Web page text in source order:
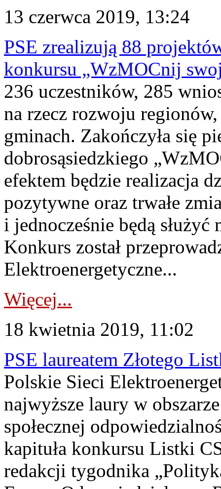
13 czerwca 2019, 13:24
PSE zrealizują 88
konkursu „WzMOCnij
236 uczestników, 285
na rzecz rozwoju
gminach. Zakończyła się
dobrosąsiedzkiego
efektem będzie realizacja
pozytywne oraz trwałe
i jednocześnie będą służyć
Konkurs został
Elektroenergetyczne...
Więcej...
18 kwietnia 2019, 11:02
PSE laureatem Złotego
Polskie Sieci
najwyższe laury w
społecznej
kapituła konkursu Listki
redakcji tygodnika